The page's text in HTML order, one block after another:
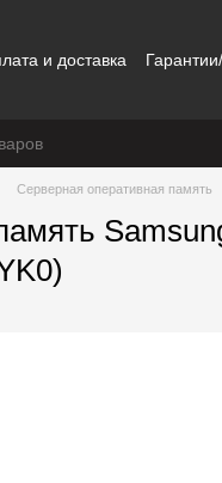
и доставка
Серверная оперативная память